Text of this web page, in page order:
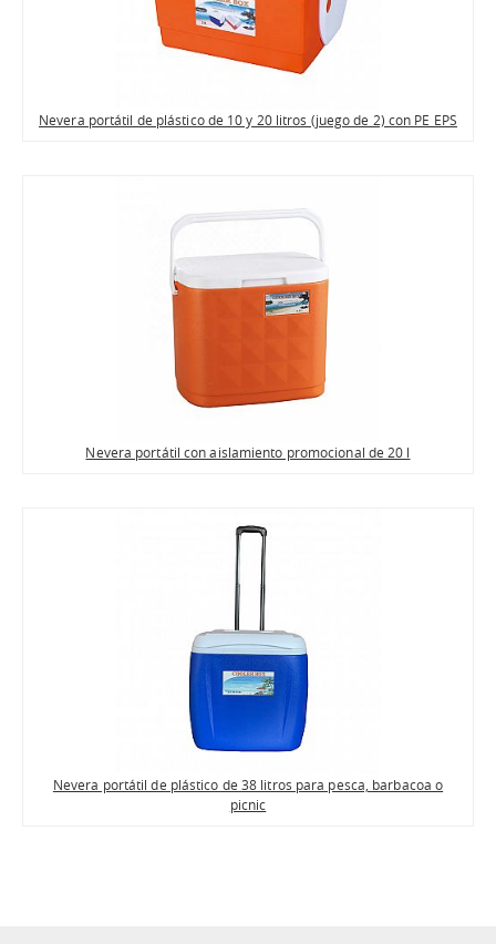
Nevera portátil de plástico de 10 y 20 litros (juego de 2) con PE EPS
Nevera portátil con aislamiento promocional de 20 l
Nevera portátil de plástico de 38 litros para pesca, barbacoa o
picnic